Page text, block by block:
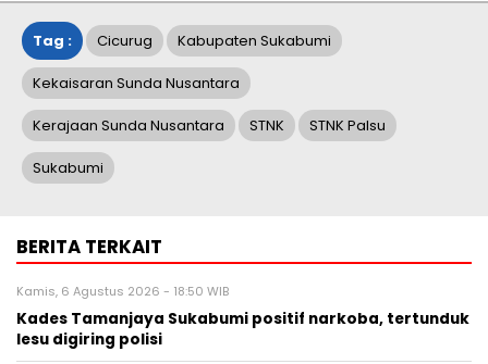
Tag : Cicurug Kabupaten Sukabumi
Kekaisaran Sunda Nusantara
Kerajaan Sunda Nusantara STNK STNK Palsu
Sukabumi
BERITA TERKAIT
Kamis, 6 Agustus 2026 - 18:50 WIB
Kades Tamanjaya Sukabumi positif narkoba, tertunduk
lesu digiring polisi